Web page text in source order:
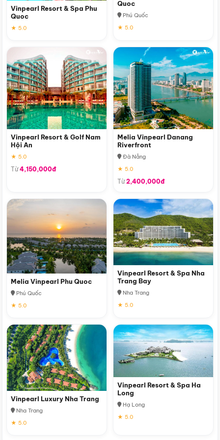
Vinpearl Resort & Spa Phu
Quoc
★ 5.0
Quoc
Phú Quốc
★ 5.0
Vinpearl Resort & Golf Nam
Hội An
★ 5.0
Từ4,150,000đ
Melia Vinpearl Danang
Riverfront
Đà Nẵng
★ 5.0
Từ2,400,000đ
Melia Vinpearl Phu Quoc
Phú Quốc
★ 5.0
Vinpearl Resort & Spa Nha
Trang Bay
Nha Trang
★ 5.0
Vinpearl Luxury Nha Trang
Nha Trang
★ 5.0
Vinpearl Resort & Spa Ha
Long
Hạ Long
★ 5.0